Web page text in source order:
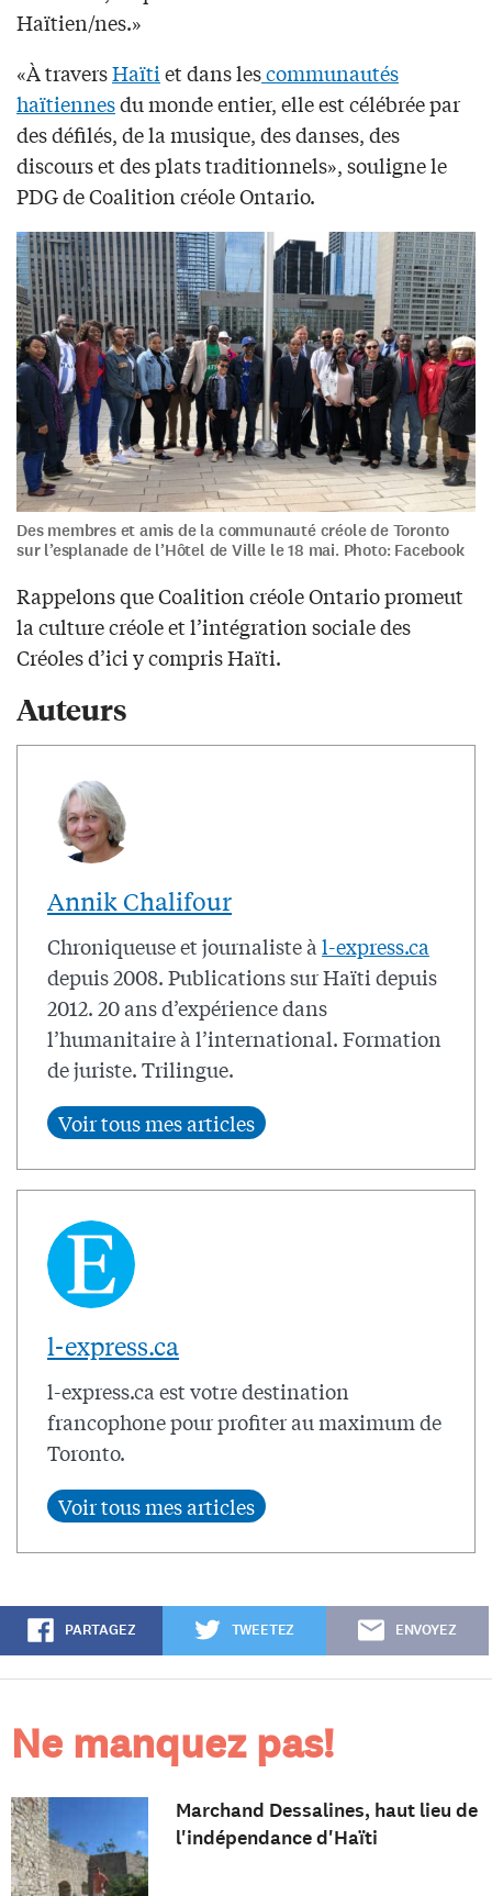
Haïtien/nes.»
«À traversHaïtiet dans lescommunautés
haïtiennesdu monde entier, elle est célébrée par
des défilés, de la musique, des danses, des
discours et des plats traditionnels», souligne le
PDG de Coalition créole Ontario.
Des membres et amis de la communauté créole de Toronto
sur l’esplanade de l’Hôtel de Ville le 18 mai. Photo: Facebook
Rappelons que Coalition créole Ontario promeut
la culture créole et l’intégration sociale des
Créoles d’ici y compris Haïti.
Auteurs
Annik Chalifour
Chroniqueuse et journaliste à l-express.ca
depuis 2008. Publications sur Haïti depuis
2012. 20 ans d’expérience dans
l’humanitaire à l’international. Formation
de juriste. Trilingue.
l-express.ca
l-express.ca est votre destination
francophone pour profiter au maximum de
Toronto.
PARTAGEZ TWEETEZ ENVOYEZ
Ne manquez pas!
Marchand Dessalines, haut lieu de
l'indépendance d'Haïti